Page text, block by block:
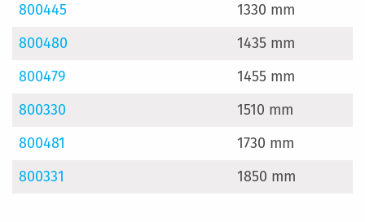
800445
1330 mm
800480
1435 mm
800479
1455 mm
800330
1510 mm
800481
1730 mm
800331
1850 mm